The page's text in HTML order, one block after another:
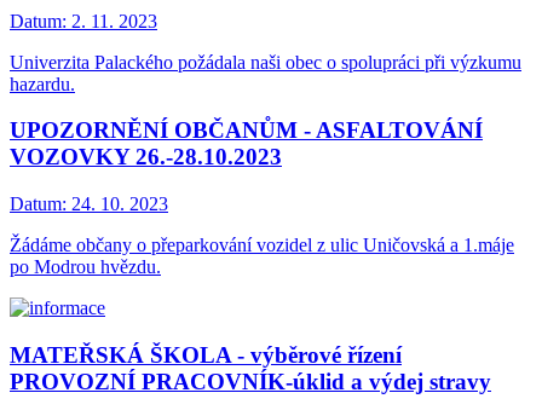
Datum: 2. 11. 2023
Univerzita Palackého požádala naši obec o spolupráci při výzkumu
hazardu.
UPOZORNĚNÍ OBČANŮM - ASFALTOVÁNÍ
VOZOVKY 26.-28.10.2023
Datum: 24. 10. 2023
Žádáme občany o přeparkování vozidel z ulic Uničovská a 1.máje
po Modrou hvězdu.
MATEŘSKÁ ŠKOLA - výběrové řízení
PROVOZNÍ PRACOVNÍK-úklid a výdej stravy